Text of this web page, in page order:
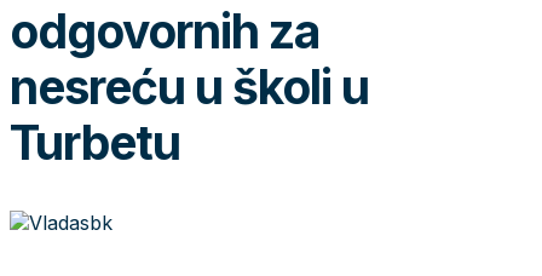
odgovornih za
nesreću u školi u
Turbetu